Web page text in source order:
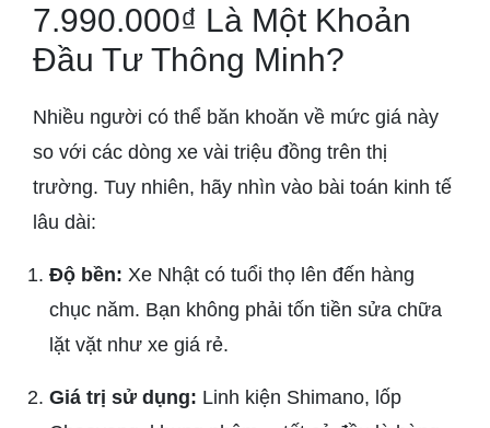
7.990.000₫ Là Một Khoản
Đầu Tư Thông Minh?
Nhiều người có thể băn khoăn về mức giá này
so với các dòng xe vài triệu đồng trên thị
trường. Tuy nhiên, hãy nhìn vào bài toán kinh tế
lâu dài:
Độ bền: Xe Nhật có tuổi thọ lên đến hàng
chục năm. Bạn không phải tốn tiền sửa chữa
lặt vặt như xe giá rẻ.
Giá trị sử dụng: Linh kiện Shimano, lốp